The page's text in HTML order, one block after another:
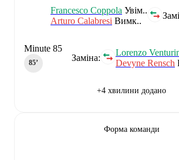
Francesco Coppola Увім..
Arturo Calabresi Вимк..
Заміна:
Lorenzo
Devyne Rensch
Minute 85
85‎’‎
+4 хвилини додано
Форма команди